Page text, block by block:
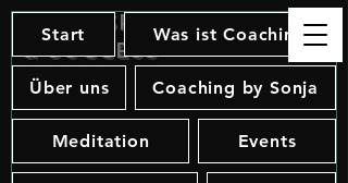
Soul, Spirit
& Success
Start Was ist Coaching
Über uns Coaching by Sonja
Meditation Events